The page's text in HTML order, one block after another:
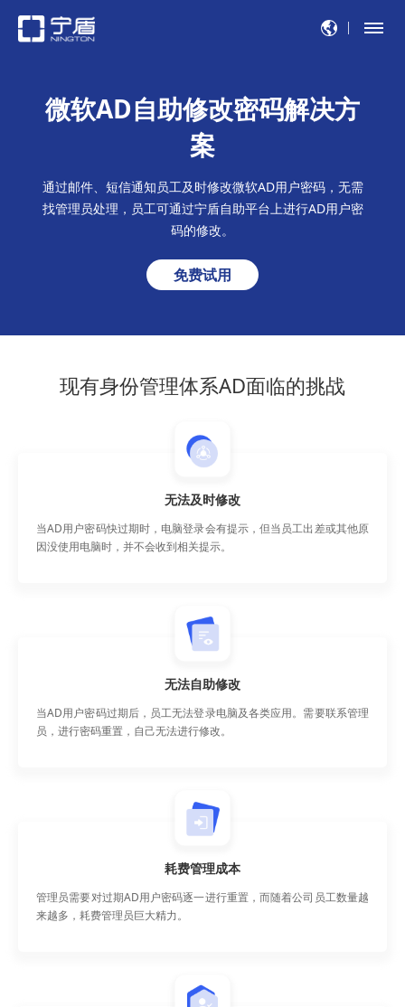
微软AD自助修改密码解决方
案
通过邮件、短信通知员工及时修改微软AD用户密码，无需
找管理员处理，员工可通过宁盾自助平台上进行AD用户密
码的修改。
免费试用
现有身份管理体系AD面临的挑战
无法及时修改
当AD用户密码快过期时，电脑登录会有提示，但当员工出差或其他原
因没使用电脑时，并不会收到相关提示。
无法自助修改
当AD用户密码过期后，员工无法登录电脑及各类应用。需要联系管理
员，进行密码重置，自己无法进行修改。
耗费管理成本
管理员需要对过期AD用户密码逐一进行重置，而随着公司员工数量越
来越多，耗费管理员巨大精力。